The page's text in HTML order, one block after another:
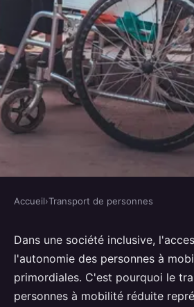
TRANSPORT DE PERSONNES
Les meilleures
transport de
mobilité réduite
Accueil›Transport de personnes
Dans une société inclusive,
l'autonomie des personnes à
primordiales. C'est pourquoi le
personnes à mobilité réduite